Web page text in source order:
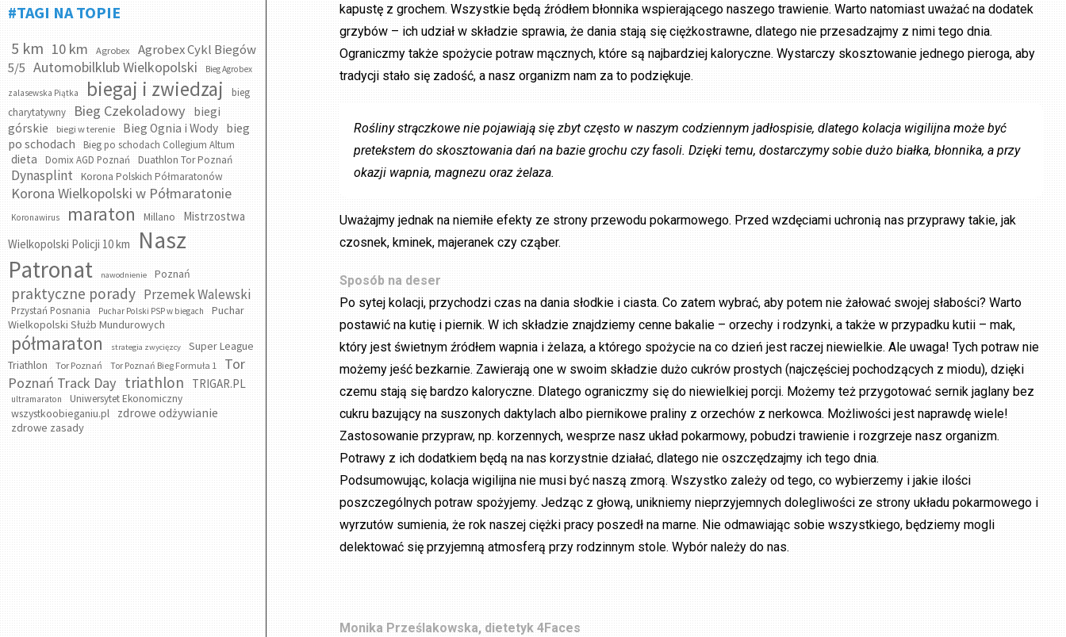
#TAGI NA TOPIE
5 km 10 km Agrobex
Agrobex Cykl Biegów
5/5 Automobilklub Wielkopolski Bieg Agrobex
zalasewska Piątka biegaj i zwiedzaj
bieg
charytatywny
Bieg Czekoladowy
biegi
górskie
biegi w terenie Bieg Ognia i Wody bieg
po schodach
Bieg po schodach Collegium Altum
dieta Domix AGD Poznań Duathlon Tor Poznań
Dynasplint Korona Polskich Półmaratonów
Korona Wielkopolski w Półmaratonie
Koronawirus maraton Millano
Mistrzostwa
Wielkopolski Policji 10 km
Nasz
Patronat
nawodnienie Poznań
praktyczne porady Przemek Walewski
Przystań Posnania Puchar Polski PSP w biegach
Puchar
Wielkopolski Służb Mundurowych
półmaraton strategia zwycięzcy
Super League
Triathlon
Tor Poznań Tor Poznań Bieg Formuła 1
Tor
Poznań Track Day triathlon TRIGAR.PL
ultramaraton Uniwersytet Ekonomiczny
wszystkoobieganiu.pl zdrowe odżywianie
zdrowe zasady
kapustę z grochem. Wszystkie będą źródłem błonnika wspierającego naszego trawienie. Warto natomiast uważać na dodatek
grzybów – ich udział w składzie sprawia, że dania stają się ciężkostrawne, dlatego nie przesadzajmy z nimi tego dnia.
Ograniczmy także spożycie potraw mącznych, które są najbardziej kaloryczne. Wystarczy skosztowanie jednego pieroga, aby
tradycji stało się zadość, a nasz organizm nam za to podziękuje.
Rośliny strączkowe nie pojawiają się zbyt często w naszym codziennym jadłospisie, dlatego kolacja wigilijna może być
pretekstem do skosztowania dań na bazie grochu czy fasoli. Dzięki temu, dostarczymy sobie dużo białka, błonnika, a przy
okazji wapnia, magnezu oraz żelaza.
Uważajmy jednak na niemiłe efekty ze strony przewodu pokarmowego. Przed wzdęciami uchronią nas przyprawy takie, jak
czosnek, kminek, majeranek czy cząber.
Sposób na deser
Po sytej kolacji, przychodzi czas na dania słodkie i ciasta. Co zatem wybrać, aby potem nie żałować swojej słabości? Warto
postawić na kutię i piernik. W ich składzie znajdziemy cenne bakalie – orzechy i rodzynki, a także w przypadku kutii – mak,
który jest świetnym źródłem wapnia i żelaza, a którego spożycie na co dzień jest raczej niewielkie. Ale uwaga! Tych potraw nie
możemy jeść bezkarnie. Zawierają one w swoim składzie dużo cukrów prostych (najczęściej pochodzących z miodu), dzięki
czemu stają się bardzo kaloryczne. Dlatego ograniczmy się do niewielkiej porcji. Możemy też przygotować sernik jaglany bez
cukru bazujący na suszonych daktylach albo piernikowe praliny z orzechów z nerkowca. Możliwości jest naprawdę wiele!
Zastosowanie przypraw, np. korzennych, wesprze nasz układ pokarmowy, pobudzi trawienie i rozgrzeje nasz organizm.
Potrawy z ich dodatkiem będą na nas korzystnie działać, dlatego nie oszczędzajmy ich tego dnia.
Podsumowując, kolacja wigilijna nie musi być naszą zmorą. Wszystko zależy od tego, co wybierzemy i jakie ilości
poszczególnych potraw spożyjemy. Jedząc z głową, unikniemy nieprzyjemnych dolegliwości ze strony układu pokarmowego i
wyrzutów sumienia, że rok naszej ciężki pracy poszedł na marne. Nie odmawiając sobie wszystkiego, będziemy mogli
delektować się przyjemną atmosferą przy rodzinnym stole. Wybór należy do nas.
Monika Prześlakowska, dietetyk 4Faces